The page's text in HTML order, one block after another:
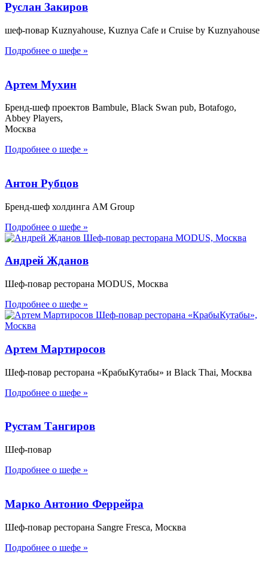
Руслан Закиров
шеф-повар Kuznyahouse, Kuznya Cafe и Cruise by Kuznyahouse
Подробнее о шефе »
Артем Мухин
Бренд-шеф проектов Bambule, Black Swan pub, Botafogo,
Abbey Players,
Москва
Подробнее о шефе »
Антон Рубцов
Бренд-шеф холдинга AM Group
Подробнее о шефе »
Андрей Жданов
Шеф-повар ресторана MODUS, Москва
Подробнее о шефе »
Артем Мартиросов
Шеф-повар ресторана «КрабыКутабы» и Black Thai, Москва
Подробнее о шефе »
Рустам Тангиров
Шеф-повар
Подробнее о шефе »
Марко Антонио Феррейра
Шеф-повар ресторана Sangre Fresca, Москва
Подробнее о шефе »